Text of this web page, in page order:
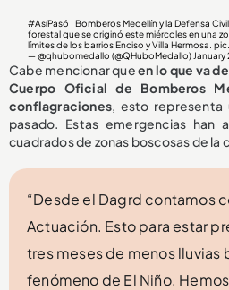
#AsíPasó | Bomberos Medellín y la Defensa
forestal que se originó este miércoles en una
límites de los barrios Enciso y Villa Hermosa.
— @qhubomedallo (@QHuboMedallo)
Cabe mencionar queen lo que va
Cuerpo Oficial de Bomberos
conflagraciones, esto representa
pasado. Estas emergencias
cuadrados de zonas boscosas de la
“Desde el Dagrd contamos
Actuación. Esto para estar
tres meses de menos lluvias
fenómeno de El Niño.